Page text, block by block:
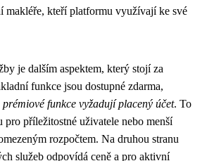
makléře, kteří platformu využívají ke své
je dalším aspektem, který stojí za
funkce jsou dostupné zdarma,
funkce vyžadují placený účet. To
pro příležitostné uživatele nebo menší
rozpočtem. Na druhou stranu
služeb odpovídá ceně a pro aktivní